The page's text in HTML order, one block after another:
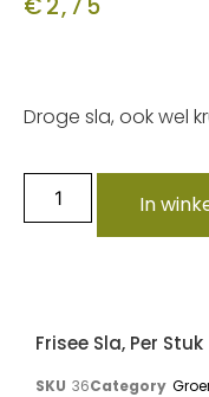
€2,75
Droge sla, ook wel
In
Frisee Sla, Per Stuk
SKU 36Category